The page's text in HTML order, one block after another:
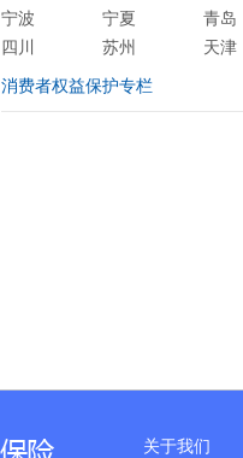
宁波
宁夏
青岛
四川
苏州 天津
消费者权益保护专栏
关于我们